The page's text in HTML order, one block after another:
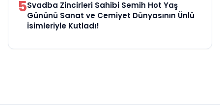
5Svadba Zincirleri Sahibi Semih Hot Yaş
Gününü Sanat ve Cemiyet Dünyasının Ünlü
İsimleriyle Kutladı!